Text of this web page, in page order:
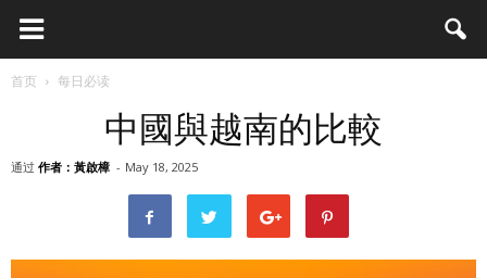
首页 每日必读
中國與越南的比較
通过 作者：黃啟樟 - May 18, 2025